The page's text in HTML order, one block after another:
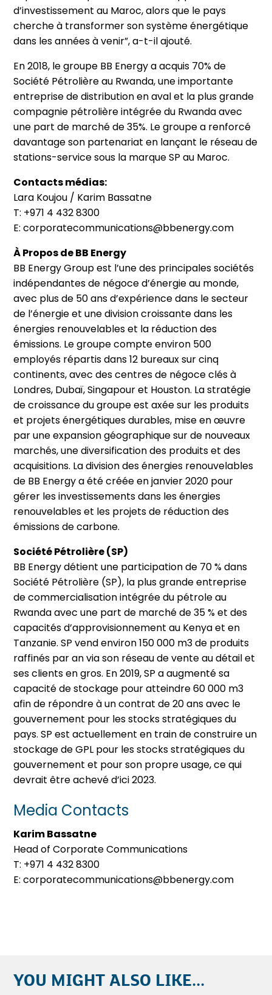
d’investissement au Maroc, alors que le pays
cherche à transformer son système énergétique
dans les années à venir”, a-t-il ajouté.
En 2018, le groupe BB Energy a acquis 70% de
Société Pétrolière au Rwanda, une importante
entreprise de distribution en aval et la plus grande
compagnie pétrolière intégrée du Rwanda avec
une part de marché de 35%. Le groupe a renforcé
davantage son partenariat en lançant le réseau de
stations-service sous la marque SP au Maroc.
Contacts médias:
Lara Koujou / Karim Bassatne
T: +971 4 432 8300
E: corporatecommunications@bbenergy.com
À Propos de BB Energy
BB Energy Group est l’une des principales sociétés
indépendantes de négoce d’énergie au monde,
avec plus de 50 ans d’expérience dans le secteur
de l’énergie et une division croissante dans les
énergies renouvelables et la réduction des
émissions. Le groupe compte environ 500
employés répartis dans 12 bureaux sur cinq
continents, avec des centres de négoce clés à
Londres, Dubaï, Singapour et Houston. La stratégie
de croissance du groupe est axée sur les produits
et projets énergétiques durables, mise en œuvre
par une expansion géographique sur de nouveaux
marchés, une diversification des produits et des
acquisitions. La division des énergies renouvelables
de BB Energy a été créée en janvier 2020 pour
gérer les investissements dans les énergies
renouvelables et les projets de réduction des
émissions de carbone.
Société Pétrolière (SP)
BB Energy détient une participation de 70 % dans
Société Pétrolière (SP), la plus grande entreprise
de commercialisation intégrée du pétrole au
Rwanda avec une part de marché de 35 % et des
capacités d’approvisionnement au Kenya et en
Tanzanie. SP vend environ 150 000 m3 de produits
raffinés par an via son réseau de vente au détail et
ses clients en gros. En 2019, SP a augmenté sa
capacité de stockage pour atteindre 60 000 m3
afin de répondre à un contrat de 20 ans avec le
gouvernement pour les stocks stratégiques du
pays. SP est actuellement en train de construire un
stockage de GPL pour les stocks stratégiques du
gouvernement et pour son propre usage, ce qui
devrait être achevé d’ici 2023.
Media Contacts
Karim Bassatne
Head of Corporate Communications
T: +971 4 432 8300
E: corporatecommunications@bbenergy.com
YOU MIGHT ALSO LIKE...